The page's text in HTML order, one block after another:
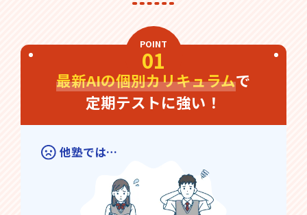
POINT
01
最新AIの個別カリキュラムで
定期テストに強い！
他塾では…